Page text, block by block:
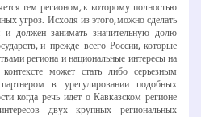
тем регионом, к которому полностью
угроз. Исходя из этого, можно сделать
должен занимать значительную долю
и прежде всего России, которые
региона и национальные интересы на
может стать либо серьезным
в урегулировании подобных
когда речь идет о Кавказском регионе
двух крупных региональных